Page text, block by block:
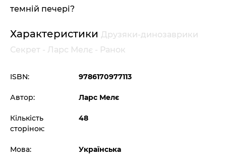
темній печері?
Характеристики Друзяки-динозаврики
Секрет - Ларс Мелє - Ранок
ISBN: 9786170977113
Автор: Ларс Мелє
Кількість
сторінок:
48
Мова: Українська